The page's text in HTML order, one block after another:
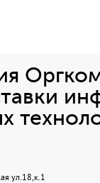
ул.18,к.1